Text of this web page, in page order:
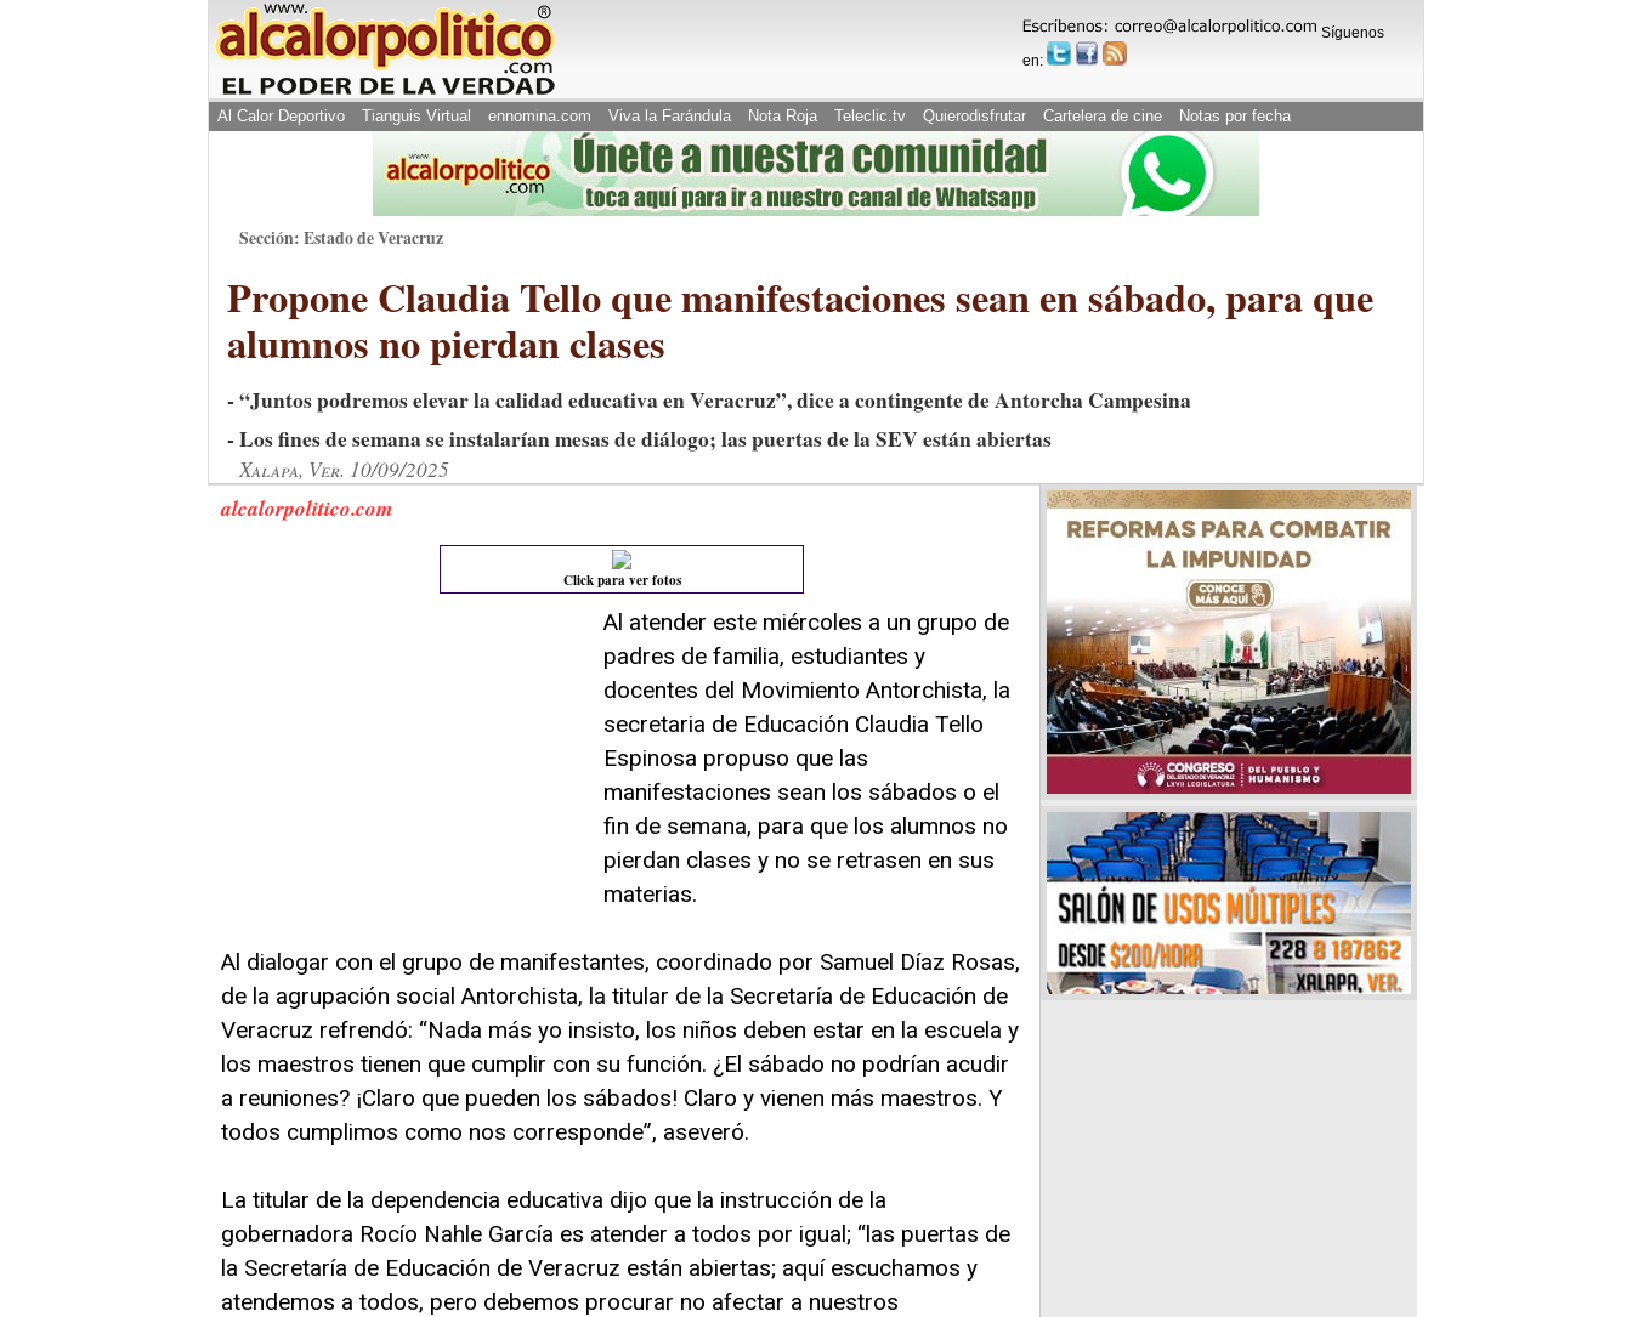
Síguenos
en:
Al Calor Deportivo Tianguis Virtual ennomina.com Viva la Farándula Nota Roja Teleclic.tv Quierodisfrutar Cartelera de cine Notas por fecha
Sección: Estado de Veracruz
Propone Claudia Tello que manifestaciones sean en sábado, para que
alumnos no pierdan clases
- “Juntos podremos elevar la calidad educativa en Veracruz”, dice a contingente de Antorcha Campesina
- Los fines de semana se instalarían mesas de diálogo; las puertas de la SEV están abiertas
Xalapa, Ver. 10/09/2025
alcalorpolitico.com
Click para ver fotos
Al atender este miércoles a un grupo de
padres de familia, estudiantes y
docentes del Movimiento Antorchista, la
secretaria de Educación Claudia Tello
Espinosa propuso que las
manifestaciones sean los sábados o el
fin de semana, para que los alumnos no
pierdan clases y no se retrasen en sus
materias.
Al dialogar con el grupo de manifestantes, coordinado por Samuel Díaz Rosas,
de la agrupación social Antorchista, la titular de la Secretaría de Educación de
Veracruz refrendó: “Nada más yo insisto, los niños deben estar en la escuela y
los maestros tienen que cumplir con su función. ¿El sábado no podrían acudir
a reuniones? ¡Claro que pueden los sábados! Claro y vienen más maestros. Y
todos cumplimos como nos corresponde”, aseveró.
La titular de la dependencia educativa dijo que la instrucción de la
gobernadora Rocío Nahle García es atender a todos por igual; “las puertas de
la Secretaría de Educación de Veracruz están abiertas; aquí escuchamos y
atendemos a todos, pero debemos procurar no afectar a nuestros